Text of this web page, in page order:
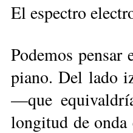
El espectro
Podemos
piano. Del lado
—que
longitud de